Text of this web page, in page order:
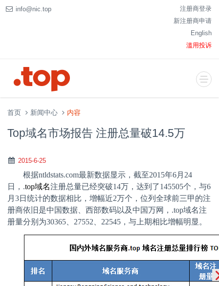
info@nic.top
注册商登录
新注册商申请
English
滥用投诉
首页 新闻中心 内容
Top域名市场报告 注册总量破14.5万
2015-6-25
根据ntldstats.com最新数据显示，截至2015年6月 24
日， .top域名注册总量已经突破14万，达到了145505个，与6
月 3日统计的数据相比，增幅近2万个，位列全球前三甲的注
册商依旧是中国数据、西部数码以及中国万网， .top域名注
册量分别为30365 27552 22545 ，与上期相比增幅明显。